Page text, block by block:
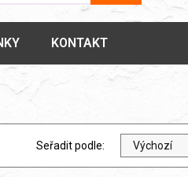
KONTAKT
Seřadit podle: Výchozí